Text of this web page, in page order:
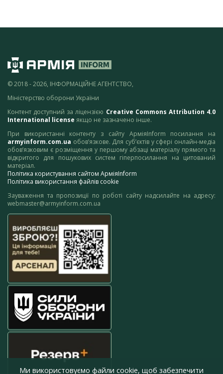
© 2018 - 2026, ІНФОРМАЦІЙНЕ АГЕНТСТВО,
Міністерство оборони України
Контент доступний за ліцензією Creative Commons Attribution 4.0
International license якщо не зазначено інше.
При використанні контенту з сайту АрміяInform посилання на
armyinform.com.ua обов’язкове. Для суб’єктів у сфері онлайн-медіа
обов’язковим є розміщення у першому абзаці матеріалу прямого та
відкритого для пошукових систем гіперпосилання на цитований
матеріал.
Політика користування сайтом АрміяInform
Політика використання файлів cookie
Зауваження та пропозиції по роботі сайту надсилайте на адресу:
webmaster@armyinform.com.ua
Ми використовуємо файли cookie, щоб забезпечити